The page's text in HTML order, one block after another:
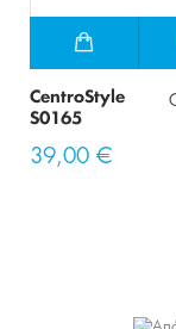
CentroStyle
S0165
39,00 €